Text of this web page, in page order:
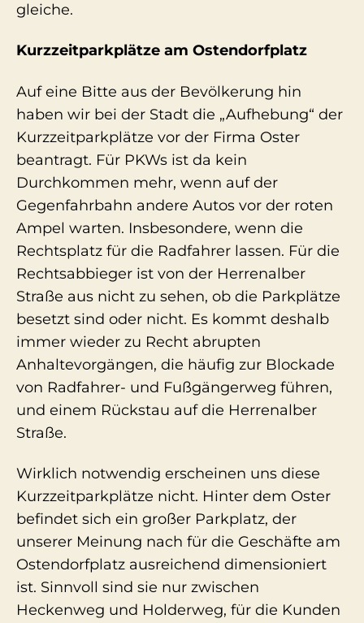
gleiche.
Kurzzeitparkplätze am Ostendorfplatz
Auf eine Bitte aus der Bevölkerung hin
haben wir bei der Stadt die „Aufhebung“ der
Kurzzeitparkplätze vor der Firma Oster
beantragt. Für PKWs ist da kein
Durchkommen mehr, wenn auf der
Gegenfahrbahn andere Autos vor der roten
Ampel warten. Insbesondere, wenn die
Rechtsplatz für die Radfahrer lassen. Für die
Rechtsabbieger ist von der Herrenalber
Straße aus nicht zu sehen, ob die Parkplätze
besetzt sind oder nicht. Es kommt deshalb
immer wieder zu Recht abrupten
Anhaltevorgängen, die häufig zur Blockade
von Radfahrer- und Fußgängerweg führen,
und einem Rückstau auf die Herrenalber
Straße.
Wirklich notwendig erscheinen uns diese
Kurzzeitparkplätze nicht. Hinter dem Oster
befindet sich ein großer Parkplatz, der
unserer Meinung nach für die Geschäfte am
Ostendorfplatz ausreichend dimensioniert
ist. Sinnvoll sind sie nur zwischen
Heckenweg und Holderweg, für die Kunden